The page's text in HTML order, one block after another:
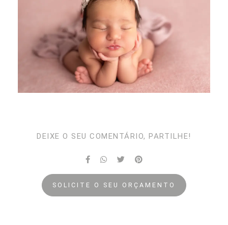
DEIXE O SEU COMENTÁRIO, PARTILHE!
SOLICITE O SEU ORÇAMENTO